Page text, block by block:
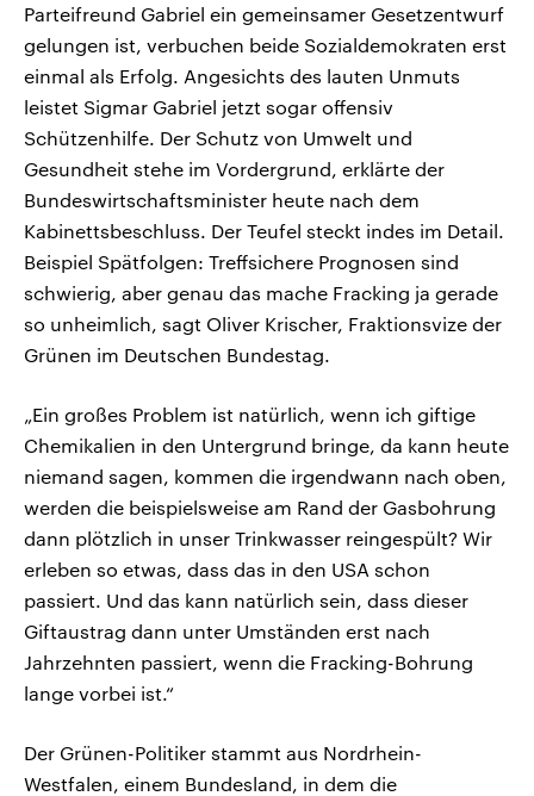
Parteifreund Gabriel ein gemeinsamer Gesetzentwurf
gelungen ist, verbuchen beide Sozialdemokraten erst
einmal als Erfolg. Angesichts des lauten Unmuts
leistet Sigmar Gabriel jetzt sogar offensiv
Schützenhilfe. Der Schutz von Umwelt und
Gesundheit stehe im Vordergrund, erklärte der
Bundeswirtschaftsminister heute nach dem
Kabinettsbeschluss. Der Teufel steckt indes im Detail.
Beispiel Spätfolgen: Treffsichere Prognosen sind
schwierig, aber genau das mache Fracking ja gerade
so unheimlich, sagt Oliver Krischer, Fraktionsvize der
Grünen im Deutschen Bundestag.
„Ein großes Problem ist natürlich, wenn ich giftige
Chemikalien in den Untergrund bringe, da kann heute
niemand sagen, kommen die irgendwann nach oben,
werden die beispielsweise am Rand der Gasbohrung
dann plötzlich in unser Trinkwasser reingespült? Wir
erleben so etwas, dass das in den USA schon
passiert. Und das kann natürlich sein, dass dieser
Giftaustrag dann unter Umständen erst nach
Jahrzehnten passiert, wenn die Fracking-Bohrung
lange vorbei ist.“
Der Grünen-Politiker stammt aus Nordrhein-
Westfalen, einem Bundesland, in dem die